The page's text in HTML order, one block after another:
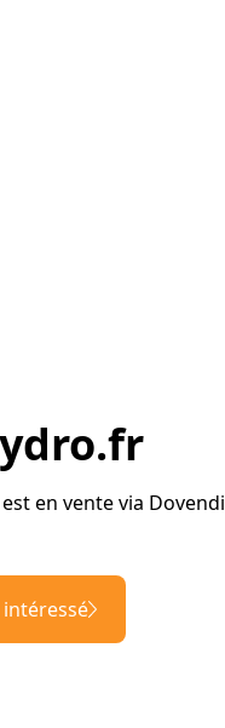
en vente via Dovendi
intéressé